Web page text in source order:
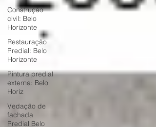
Construção
civil: Belo
Horizonte
Restauração
Predial: Belo
Horizonte
Pintura predial
externa: Belo
Horiz
Vedação de
fachada
Predial Belo